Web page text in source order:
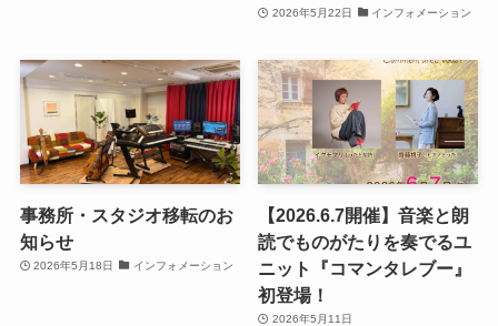
2026年5月22日 インフォメーション
事務所・スタジオ移転のお
知らせ
2026年5月18日 インフォメーション
【2026.6.7開催】音楽と朗
読でものがたりを奏でるユ
ニット『コマンタレブー』
初登場！
2026年5月11日